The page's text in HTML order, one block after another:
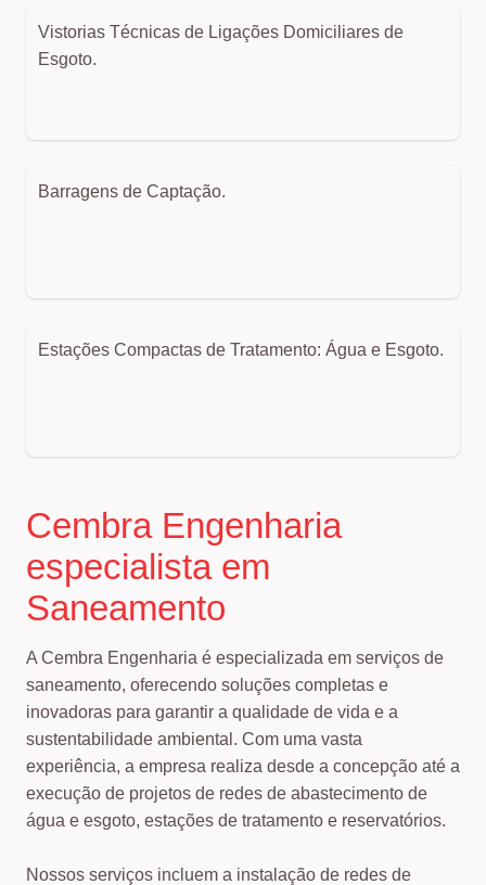
Vistorias Técnicas de Ligações Domiciliares de
Esgoto.
Barragens de Captação.
Estações Compactas de Tratamento: Água e Esgoto.
Cembra Engenharia
especialista em
Saneamento
A Cembra Engenharia é especializada em serviços de
saneamento, oferecendo soluções completas e
inovadoras para garantir a qualidade de vida e a
sustentabilidade ambiental. Com uma vasta
experiência, a empresa realiza desde a concepção até a
execução de projetos de redes de abastecimento de
água e esgoto, estações de tratamento e reservatórios.
Nossos serviços incluem a instalação de redes de